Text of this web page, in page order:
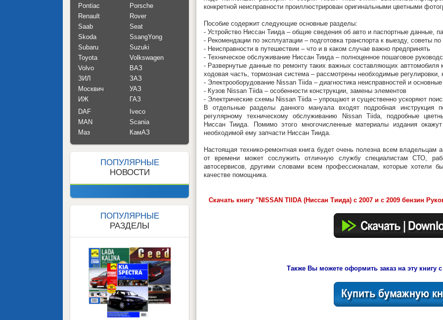
конкретной неисправности проиллюстрирован оригинальными цветными
Пособие содержит следующие основные разделы:
- Устройство Ниссан Тиида – общие сведения об авто и паспортные данные,
- Рекомендации по эксплуатации – подготовка транспорта к выезду, советы
- Неисправности в путешествии – что и в каком случае важно предпринять
- Техническое обслуживание Ниссан Тиида – полноценное пошаговое
- Развернутые данные по ремонту таких важных составляющих авттомобиля
ходовая часть, тормозная система – рассмотрены необходимые
- Электрооборудование Nissan Tiida – диагностика неисправностей и
- Кузов Nissan Tiida – особенности конструкции, замены элементов
- Электрические схемы Nissan Tiida – упрощают и существенно ускоряют
В отдельные разделы данного мануала входят подробная инструкция
регулярному техническому обслуживанию Nissan Tiida, подробные
Ниссан Тиида. Помимо этого многочисленные материалы издания
необходимой ему запчасти Ниссан Тиида.
Настоящая технико-ремонтная книга будет очень полезна всем
от времени может сослужить отличную службу специалистам СТО,
автосервисов, другими словами всем профессионалам, которые хотели
качестве помощника.
Скачать книгу "NISSAN TIIDA (Ниссан Тиида) с 2007 и с 2009 бензин
Также Вы можете оформить заказ на эту книгу
Pontiac
Porsche
Renault
Rover
Saab
Seat
Skoda
SsangYong
Subaru
Suzuki
Toyota
Volkswagen
Volvo
ВАЗ
ЗИЛ
ЗАЗ
Москвич
УАЗ
ИЖ
ГАЗ
DAF
Iveco
MAN
Scania
Маз
КамАЗ
ПОПУЛЯРНЫЕ
НОВОСТИ
ПОПУЛЯРНЫЕ
РАЗДЕЛЫ